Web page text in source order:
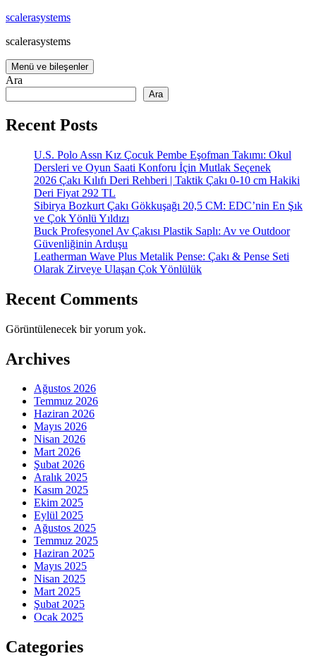
İçeriğe
scalerasystems
scalerasystems
Menü ve bileşenler
Ara
Ara
Recent Posts
U.S. Polo Assn Kız Çocuk Pembe Eşofman Takımı: Okul
Dersleri ve Oyun Saati Konforu İçin Mutlak Seçenek
2026 Çakı Kılıfı Deri Rehberi | Taktik Çakı 0-10 cm Hakiki
Deri Fiyat 292 TL
Sibirya Bozkurt Çakı Gökkuşağı 20,5 CM: EDC’nin En Şık
ve Çok Yönlü Yıldızı
Buck Profesyonel Av Çakısı Plastik Saplı: Av ve Outdoor
Güvenliğinin Arduşu
Leatherman Wave Plus Metalik Pense: Çakı & Pense Seti
Olarak Zirveye Ulaşan Çok Yönlülük
Recent Comments
Görüntülenecek bir yorum yok.
Archives
Ağustos 2026
Temmuz 2026
Haziran 2026
Mayıs 2026
Nisan 2026
Mart 2026
Şubat 2026
Aralık 2025
Kasım 2025
Ekim 2025
Eylül 2025
Ağustos 2025
Temmuz 2025
Haziran 2025
Mayıs 2025
Nisan 2025
Mart 2025
Şubat 2025
Ocak 2025
Categories